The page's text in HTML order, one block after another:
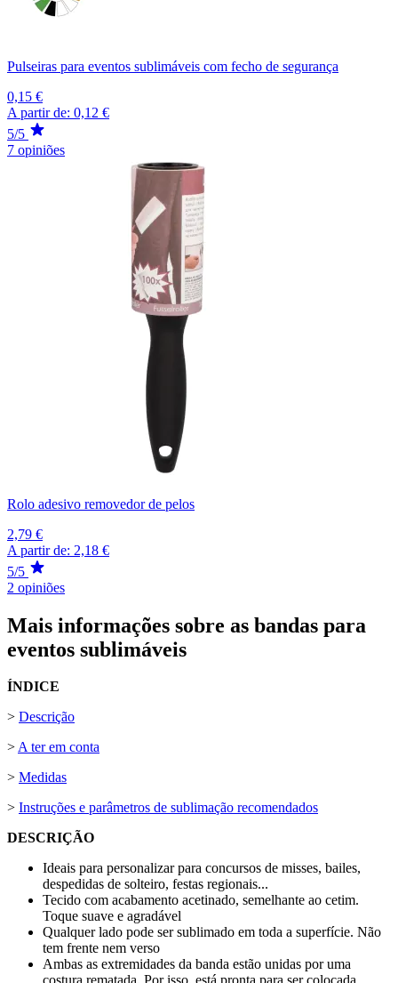
Pulseiras para eventos sublimáveis com fecho de segurança
0,15 €
A partir de: 0,12 €
5/5
7 opiniões
Rolo adesivo removedor de pelos
2,79 €
A partir de: 2,18 €
5/5
2 opiniões
Mais informações sobre as bandas para
eventos sublimáveis
ÍNDICE
> Descrição
>A ter em conta
> Medidas
> Instruções e parâmetros de sublimação recomendados
DESCRIÇÃO
Ideais para personalizar para concursos de misses, bailes,
despedidas de solteiro, festas regionais...
Tecido com acabamento acetinado, semelhante ao cetim.
Toque suave e agradável
Qualquer lado pode ser sublimado em toda a superfície. Não
tem frente nem verso
Ambas as extremidades da banda estão unidas por uma